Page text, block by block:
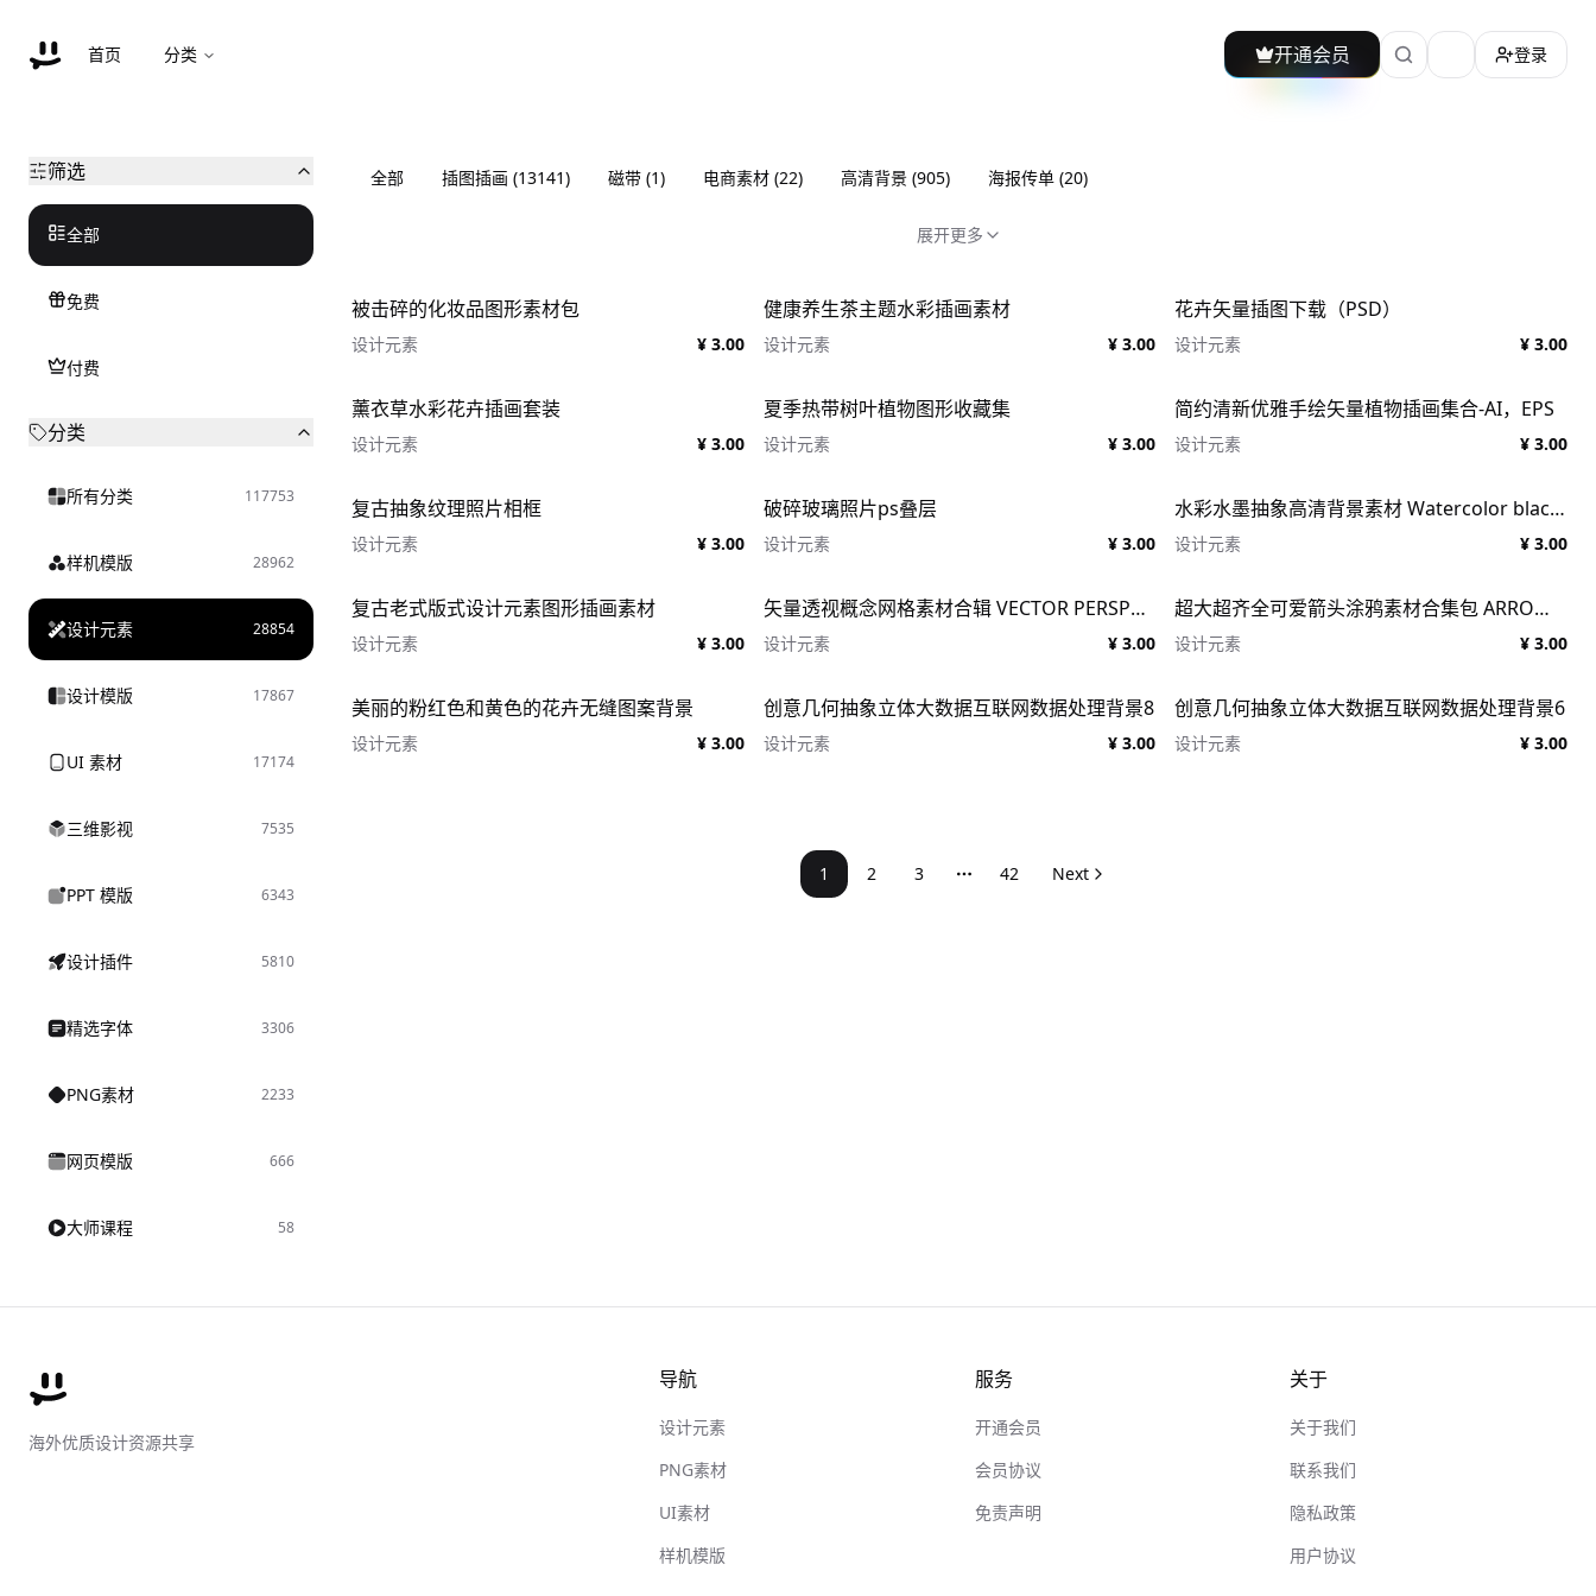
首页 分类 开通会员 加载主题切换
登录
筛选
全部
免费
付费
分类
所有分类 117753
样机模版 28962
设计元素 28854
设计模版 17867
UI 素材 17174
三维影视 7535
PPT 模版 6343
设计插件 5810
精选字体 3306
PNG素材 2233
网页模版 666
大师课程 58
全部 插图插画 (13141) 磁带 (1) 电商素材 (22) 高清背景 (905) 海报传单 (20)
展开更多
被击碎的化妆品图形素材包
设计元素 ¥ 3.00
健康养生茶主题水彩插画素材
设计元素 ¥ 3.00
花卉矢量插图下载（PSD）
设计元素 ¥ 3.00
薰衣草水彩花卉插画套装
设计元素 ¥ 3.00
夏季热带树叶植物图形收藏集
设计元素 ¥ 3.00
简约清新优雅手绘矢量植物插画集合-AI，EPS
设计元素 ¥ 3.00
复古抽象纹理照片相框
设计元素 ¥ 3.00
破碎玻璃照片ps叠层
设计元素 ¥ 3.00
水彩水墨抽象高清背景素材 Watercolor black grunge background. Digital paper pack
设计元素 ¥ 3.00
复古老式版式设计元素图形插画素材
设计元素 ¥ 3.00
矢量透视概念网格素材合辑 VECTOR PERSPECTIVE GRIDS
设计元素 ¥ 3.00
超大超齐全可爱箭头涂鸦素材合集包 ARROWS. Pack of cute doodles.
设计元素 ¥ 3.00
美丽的粉红色和黄色的花卉无缝图案背景
设计元素 ¥ 3.00
创意几何抽象立体大数据互联网数据处理背景8
设计元素 ¥ 3.00
创意几何抽象立体大数据互联网数据处理背景6
设计元素 ¥ 3.00
1 2 3 More pages
42 Next
海外优质设计资源共享
导航
设计元素
PNG素材
UI素材
样机模版
服务
开通会员
会员协议
免责声明
关于
关于我们
联系我们
隐私政策
用户协议